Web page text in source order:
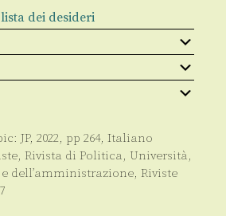
dei desideri
JP, 2022, pp 264, Italiano
, Rivista di Politica, Università,
dell’amministrazione, Riviste